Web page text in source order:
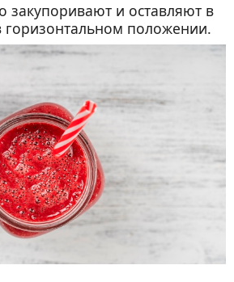
закупоривают и оставляют в
горизонтальном положении.